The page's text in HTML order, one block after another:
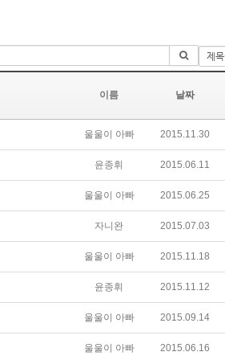
이름 날짜
울울이 아빠 2015.11.30
윤종휘 2015.06.11
울울이 아빠 2015.06.25
자니완 2015.07.03
울울이 아빠 2015.11.18
윤종휘 2015.11.12
울울이 아빠 2015.09.14
울울이 아빠 2015.06.16